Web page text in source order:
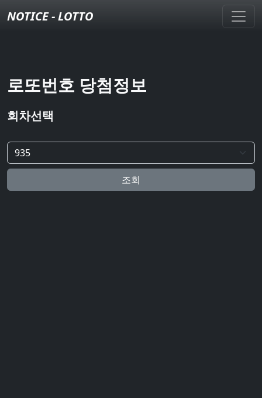
NOTICE - LOTTO
로또번호 당첨정보
회차선택
조회